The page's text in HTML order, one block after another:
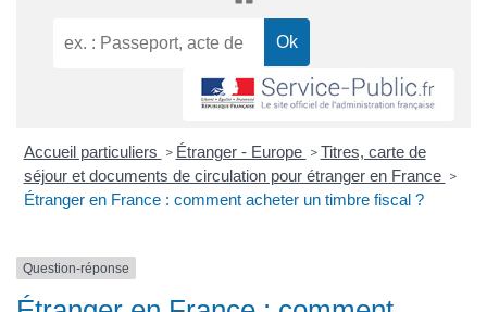
Accueil particuliers > Étranger - Europe > Titres, carte de
séjour et documents de circulation pour étranger en France >
Étranger en France : comment acheter un timbre fiscal ?
Question-réponse